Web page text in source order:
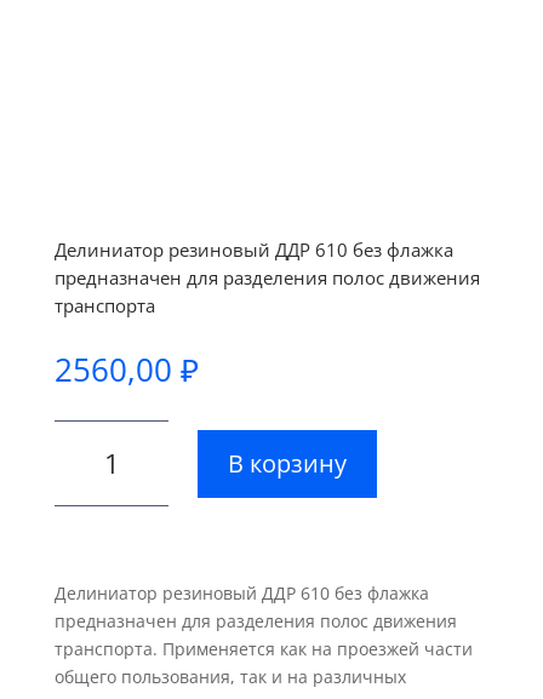
Делиниатор резиновый ДДР 610 без флажка
предназначен для разделения полос движения
транспорта
2560,00 ₽
товара
без
сигнального
элемента
В корзину
Делиниатор резиновый ДДР 610 без флажка
предназначен для разделения полос движения
транспорта. Применяется как на проезжей части
общего пользования, так и на различных